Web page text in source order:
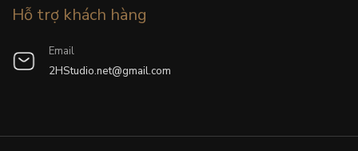
Hỗ trợ khách hàng
Email
2HStudio.net@gmail.com